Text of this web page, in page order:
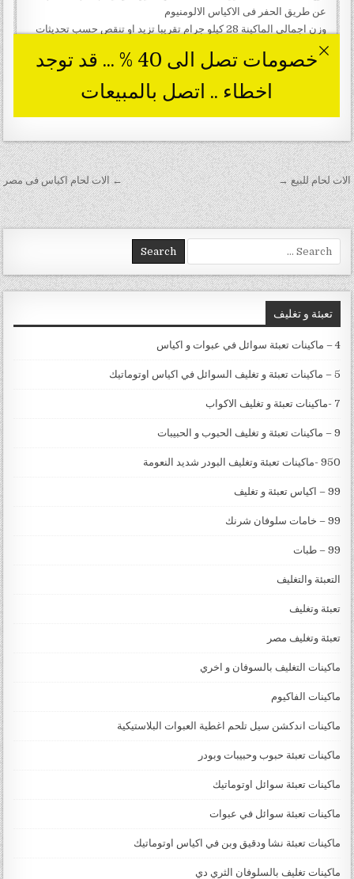
تصفّح المقالات ← الات لحام اكياس فى مصر الات لحام للبيع →
Search for:
تعبئة و تغليف
4 – ماكينات تعبئة سوائل في عبوات و اكياس
5 – ماكينات تعبئة و تغليف السوائل في اكياس اوتوماتيك
7 -ماكينات تعبئة و تغليف الاكواب
9 – ماكينات تعبئة و تغليف الحبوب و الحبيبات
950 -ماكينات تعبئة وتغليف البودر شديد النعومة
99 – اكياس تعبئة و تغليف
99 – خامات سلوفان شرنك
99 – طبات
التعبئة والتغليف
تعبئة وتغليف
تعبئة وتغليف مصر
ماكينات التغليف بالسوفان و اخري
ماكينات الفاكيوم
ماكينات اندكشن سيل تلحم اغطية العبوات البلاستيكية
ماكينات تعبئة حبوب وحبيبات وبودر
ماكينات تعبئة سوائل اوتوماتيك
ماكينات تعبئة سوائل في عبوات
ماكينات تعبئة نشا ودقيق وبن في اكياس اوتوماتيك
ماكينات تغليف بالسلوفان الثري دي